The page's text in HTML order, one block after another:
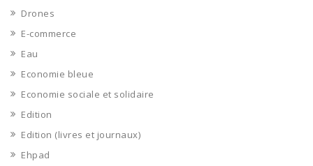
Drones
E-commerce
Eau
Economie bleue
Economie sociale et solidaire
Edition
Edition (livres et journaux)
Ehpad